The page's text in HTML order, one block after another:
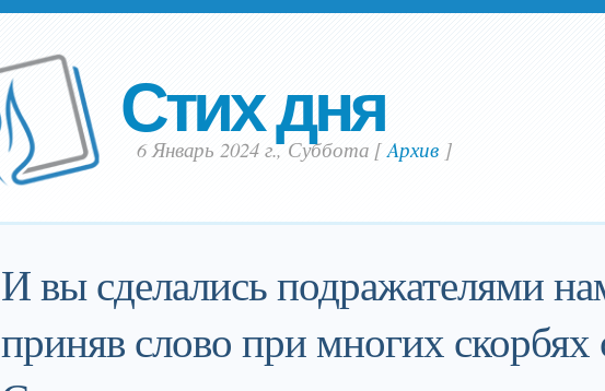
Стих дня
6 Январь 2024 г., Суббота [Aрхив]
И вы сделались подражателями
приняв слово при многих